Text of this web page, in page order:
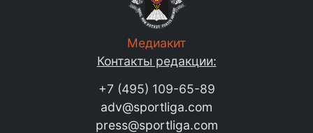
Медиакит
Контакты редакции:
+7 (495) 109-65-89
adv@sportliga.com
press@sportliga.com